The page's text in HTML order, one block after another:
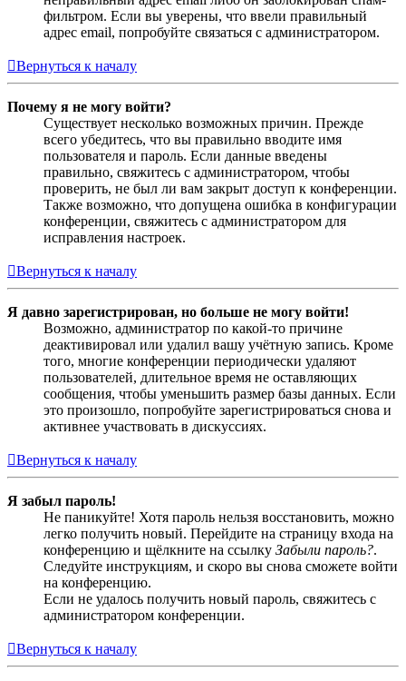
фильтром. Если вы уверены, что ввели правильный
адрес email, попробуйте связаться с администратором.
Вернуться к началу
Почему я не могу войти?
Существует несколько возможных причин. Прежде
всего убедитесь, что вы правильно вводите имя
пользователя и пароль. Если данные введены
правильно, свяжитесь с администратором, чтобы
проверить, не был ли вам закрыт доступ к конференции.
Также возможно, что допущена ошибка в конфигурации
конференции, свяжитесь с администратором для
исправления настроек.
Вернуться к началу
Я давно зарегистрирован, но больше не могу войти!
Возможно, администратор по какой-то причине
деактивировал или удалил вашу учётную запись. Кроме
того, многие конференции периодически удаляют
пользователей, длительное время не оставляющих
сообщения, чтобы уменьшить размер базы данных. Если
это произошло, попробуйте зарегистрироваться снова и
активнее участвовать в дискуссиях.
Вернуться к началу
Я забыл пароль!
Не паникуйте! Хотя пароль нельзя восстановить, можно
легко получить новый. Перейдите на страницу входа на
конференцию и щёлкните на ссылку Забыли пароль?.
Следуйте инструкциям, и скоро вы снова сможете войти
на конференцию.
Если не удалось получить новый пароль, свяжитесь с
администратором конференции.
Вернуться к началу